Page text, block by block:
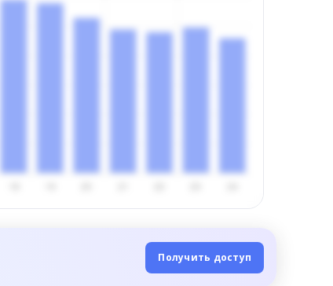
Получить доступ